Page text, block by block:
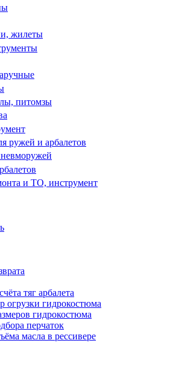
жилеты
питомзы
ружей и арбалетов
и ТО, инструмент
тяг арбалета
огрузки гидрокостюма
гидрокостюма
перчаток
масла в рессивере